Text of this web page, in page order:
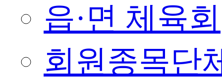
읍·면 체육회
회원종목단